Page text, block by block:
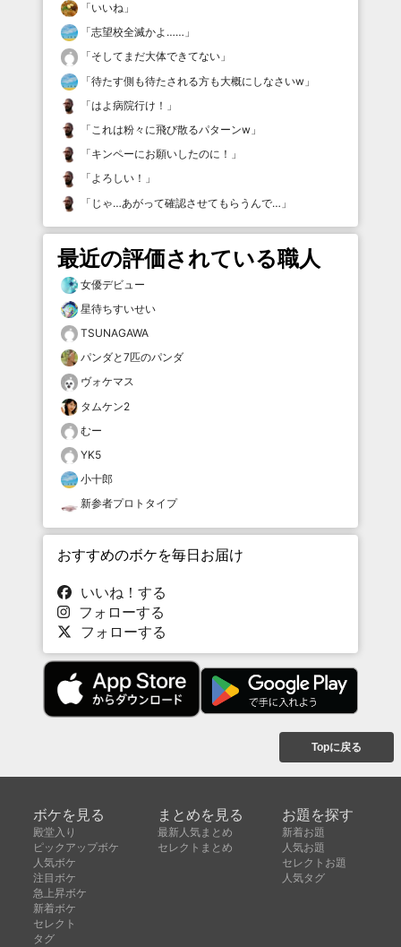
「いいね 」
「志望校全滅かよ…… 」
「そしてまだ大体できてない 」
「待たす側も待たされる方も大概にしなさいw 」
「はよ病院行け！ 」
「 これは粉々に飛び散るパターンw 」
「キンペーにお願いしたのに！ 」
「よろしい！ 」
「 じゃ…あがって確認させてもらうんで… 」
最近の評価されている職人
女優デビュー
星待ちすいせい
TSUNAGAWA
パンダと7匹のパンダ
ヴォケマス
タムケン2
むー
YK5
小十郎
新参者プロトタイプ
おすすめのボケを毎日お届け
いいね！する
フォローする
フォローする
Topに戻る
ボケを見る
殿堂入り
ピックアップボケ
人気ボケ
注目ボケ
急上昇ボケ
新着ボケ
セレクト
タグ
まとめを見る
最新人気まとめ
セレクトまとめ
お題を探す
新着お題
人気お題
セレクトお題
人気タグ